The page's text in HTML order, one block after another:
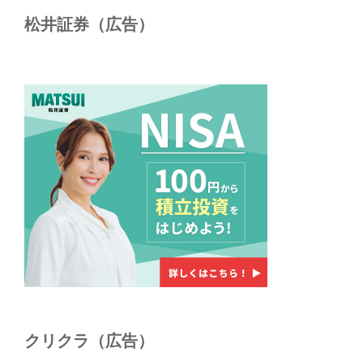
松井証券（広告）
クリクラ（広告）